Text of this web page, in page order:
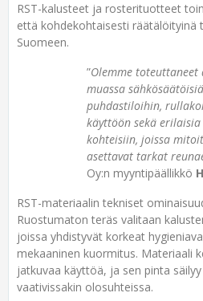
RST-kalusteet ja rosterituotteet
että kohdekohtaisesti räätälöityinä
Suomeen.
”Olemme
muassa
puhdastiloihin,
käyttöön sekä
kohteisiin, joissa
asettavat tarkat
Oy:n myyntipäällikkö
RST-materiaalin tekniset
Ruostumaton teräs valitaan
joissa yhdistyvät korkeat
mekaaninen kuormitus. Materiaali
jatkuvaa käyttöä, ja sen pinta
vaativissakin olosuhteissa.